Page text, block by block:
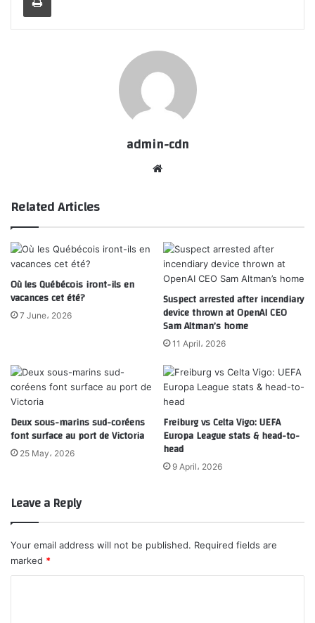
admin-cdn
Related Articles
Où les Québécois iront-ils en
vacances cet été?
7 June، 2026
Suspect arrested after incendiary
device thrown at OpenAI CEO
Sam Altman’s home
11 April، 2026
Deux sous-marins sud-coréens
font surface au port de Victoria
25 May، 2026
Freiburg vs Celta Vigo: UEFA
Europa League stats & head-to-
head
9 April، 2026
Leave a Reply
Your email address will not be published. Required fields are
marked *